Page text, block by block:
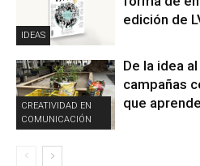
IDEAS
edición de
CREATIVIDAD EN
COMUNICACIÓN
De la idea
campañas
que